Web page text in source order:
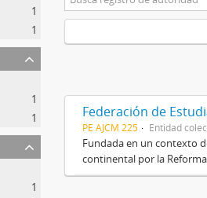
1
1
1
1
1
Federación de
PE AJCM 225 Entidad
Fundada en un contexto
continental por la